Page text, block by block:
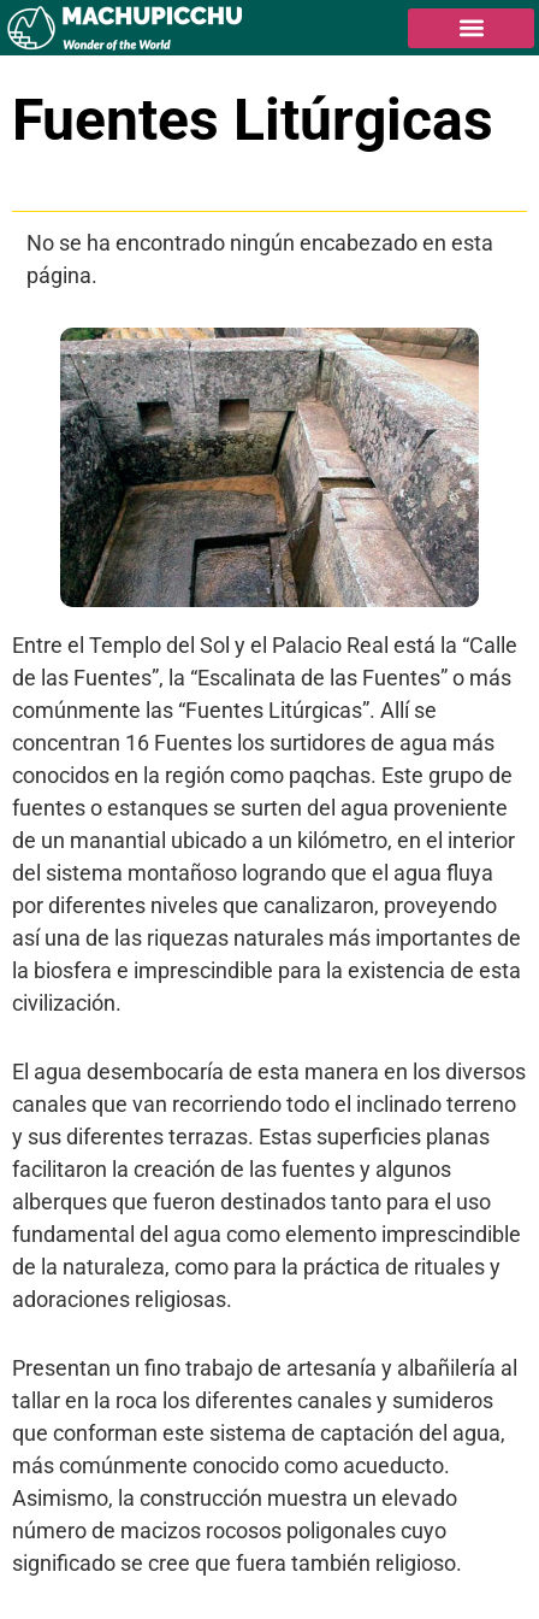
Fuentes Litúrgicas
No se ha encontrado ningún encabezado en esta
página.
Entre el Templo del Sol y el Palacio Real está la “Calle
de las Fuentes”, la “Escalinata de las Fuentes” o más
comúnmente las “Fuentes Litúrgicas”. Allí se
concentran 16 Fuentes los surtidores de agua más
conocidos en la región como paqchas. Este grupo de
fuentes o estanques se surten del agua proveniente
de un manantial ubicado a un kilómetro, en el interior
del sistema montañoso logrando que el agua fluya
por diferentes niveles que canalizaron, proveyendo
así una de las riquezas naturales más importantes de
la biosfera e imprescindible para la existencia de esta
civilización.
El agua desembocaría de esta manera en los diversos
canales que van recorriendo todo el inclinado terreno
y sus diferentes terrazas. Estas superficies planas
facilitaron la creación de las fuentes y algunos
alberques que fueron destinados tanto para el uso
fundamental del agua como elemento imprescindible
de la naturaleza, como para la práctica de rituales y
adoraciones religiosas.
Presentan un fino trabajo de artesanía y albañilería al
tallar en la roca los diferentes canales y sumideros
que conforman este sistema de captación del agua,
más comúnmente conocido como acueducto.
Asimismo, la construcción muestra un elevado
número de macizos rocosos poligonales cuyo
significado se cree que fuera también religioso.